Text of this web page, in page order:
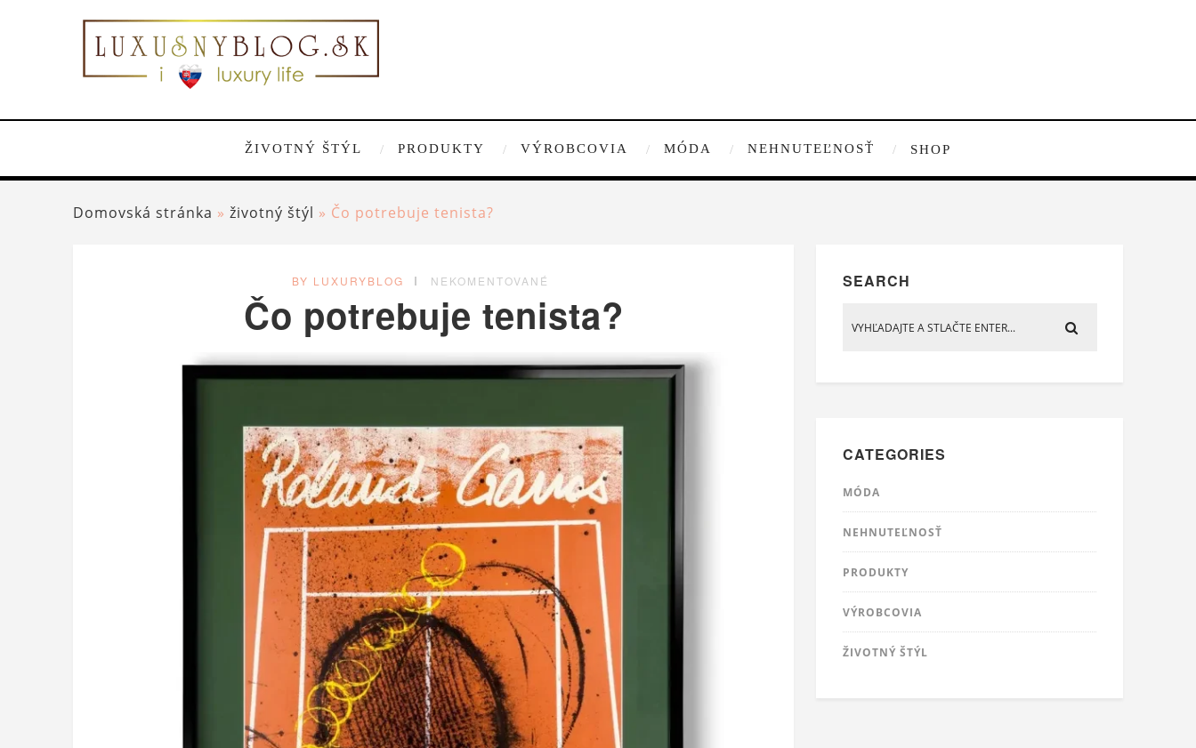
ŽIVOTNÝ ŠTÝL PRODUKTY VÝROBCOVIA MÓDA NEHNUTEĽNOSŤ SHOP
Domovská stránka » životný štýl » Čo potrebuje tenista?
BY LUXURYBLOG NEKOMENTOVANÉ
Čo potrebuje tenista?
SEARCH
CATEGORIES
MÓDA
NEHNUTEĽNOSŤ
PRODUKTY
VÝROBCOVIA
ŽIVOTNÝ ŠTÝL